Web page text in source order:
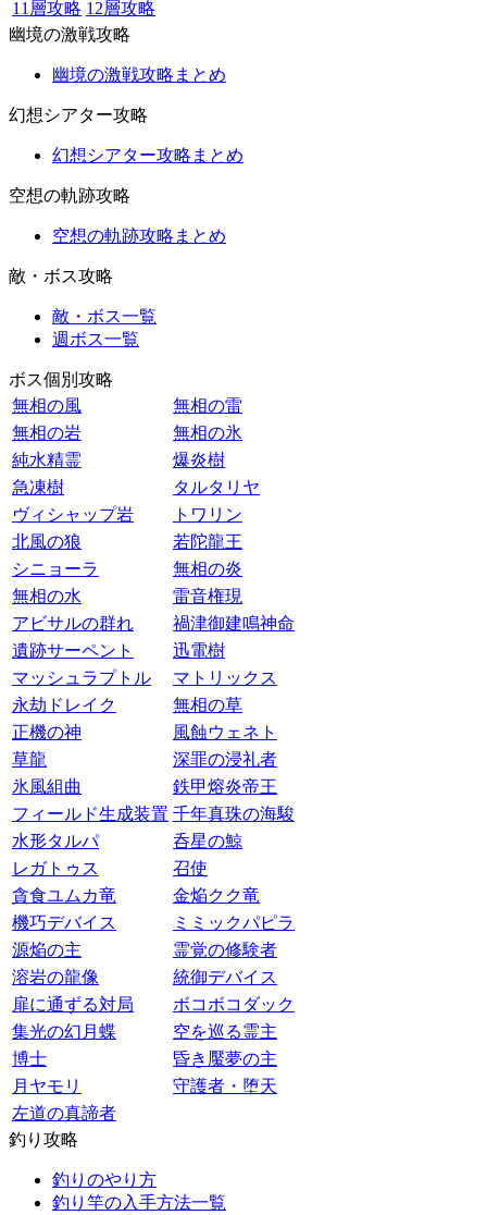
11層攻略 12層攻略
幽境の激戦攻略
幽境の激戦攻略まとめ
幻想シアター攻略
幻想シアター攻略まとめ
空想の軌跡攻略
空想の軌跡攻略まとめ
敵・ボス攻略
敵・ボス一覧
週ボス一覧
ボス個別攻略
無相の風
無相の雷
無相の岩
無相の氷
純水精霊
爆炎樹
急凍樹
タルタリヤ
ヴィシャップ岩
トワリン
北風の狼
若陀龍王
シニョーラ
無相の炎
無相の水
雷音権現
アビサルの群れ
禍津御建鳴神命
遺跡サーペント
迅電樹
マッシュラプトル
マトリックス
永劫ドレイク
無相の草
正機の神
風蝕ウェネト
草龍
深罪の浸礼者
氷風組曲
鉄甲熔炎帝王
フィールド生成装置 千年真珠の海駿
水形タルパ
呑星の鯨
レガトゥス
召使
貪食ユムカ竜
金焔クク竜
機巧デバイス
ミミックパピラ
源焔の主
霊覚の修験者
溶岩の龍像
統御デバイス
扉に通ずる対局
ボコボコダック
集光の幻月蝶
空を巡る霊主
博士
昏き魘夢の主
月ヤモリ
守護者・堕天
左道の真諦者
釣り攻略
釣りのやり方
釣り竿の入手方法一覧